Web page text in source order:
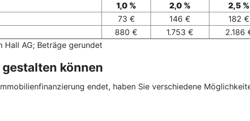
1,0 % 2,0 % 2,5 %
73 € 146 € 182 €
880 € 1.753 € 2.186
Hall AG; Beträge gerundet
können
endet, haben Sie verschiedene